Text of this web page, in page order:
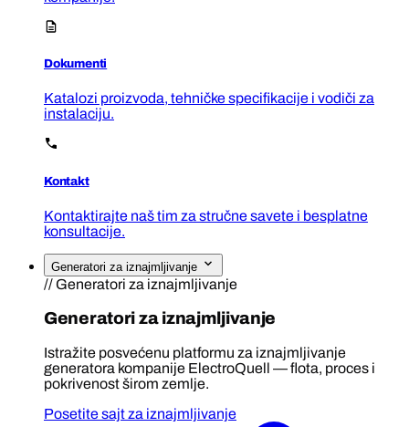
Dokumenti
Katalozi proizvoda, tehničke specifikacije i vodiči za
instalaciju.
Kontakt
Kontaktirajte naš tim za stručne savete i besplatne
konsultacije.
Generatori za iznajmljivanje
// Generatori za iznajmljivanje
Generatori za iznajmljivanje
Istražite posvećenu platformu za iznajmljivanje
generatora kompanije ElectroQuell — flota, proces i
pokrivenost širom zemlje.
Posetite sajt za iznajmljivanje